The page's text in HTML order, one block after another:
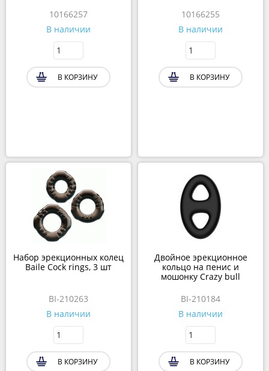
10166257
В наличии
В КОРЗИНУ
10166255
В наличии
В КОРЗИНУ
Набор эрекционных колец
Baile Cock rings, 3 шт
BI-210263
В наличии
В КОРЗИНУ
Двойное эрекционное
кольцо на пенис и
мошонку Crazy bull
BI-210184
В наличии
В КОРЗИНУ